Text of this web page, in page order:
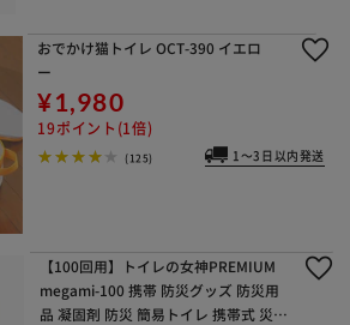
おでかけ猫トイレ OCT-390 イエロ
ー
¥1,980
19ポイント(1倍)
(125) 1～3日以内発送
【100回用】トイレの女神PREMIUM
megami-100 携帯 防災グッズ 防災用
品 凝固剤 防災 簡易トイレ 携帯式 災害